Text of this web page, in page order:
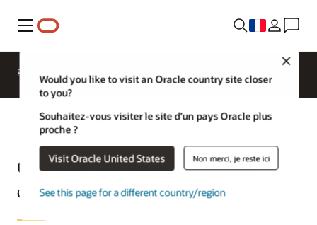
Menu
Would you like to visit an Oracle country site closer
to you?
Souhaitez-vous visiter le site d’un pays Oracle plus
proche ?
Visit Oracle United States Non merci, je reste ici
See this page for a different country/region
Produits EPM
Qu'est-ce que la planification
et l'analyse financières ?